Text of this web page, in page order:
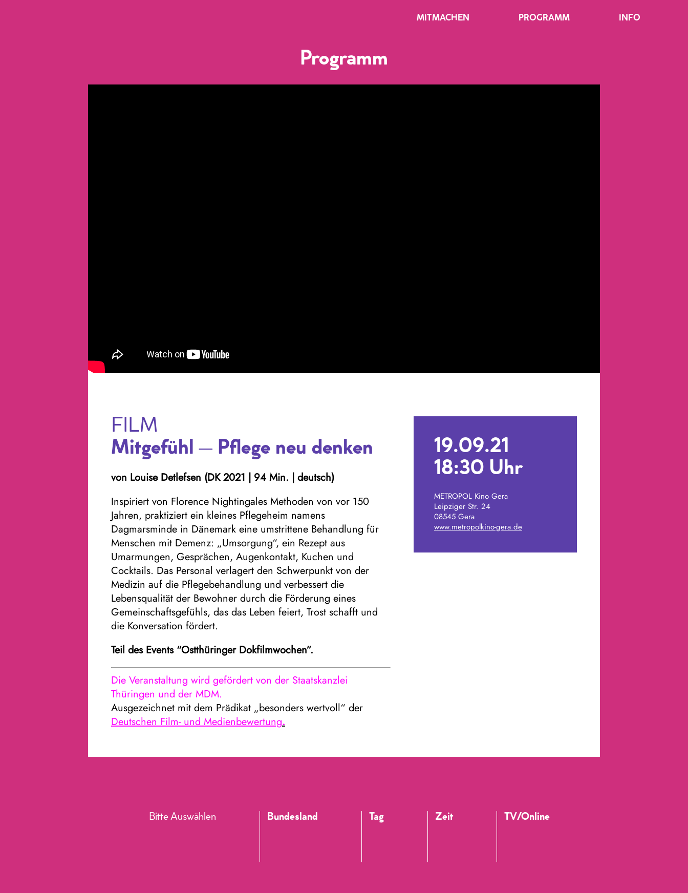
MITMACHEN PROGRAMM INFO
Programm
FILM
Mitgefühl – Pflege neu denken
von Louise Detlefsen (DK 2021 | 94 Min. | deutsch)
Inspiriert von Florence Nightingales Methoden von vor 150
Jahren, praktiziert ein kleines Pflegeheim namens
Dagmarsminde in Dänemark eine umstrittene Behandlung für
Menschen mit Demenz: „Umsorgung“, ein Rezept aus
Umarmungen, Gesprächen, Augenkontakt, Kuchen und
Cocktails. Das Personal verlagert den Schwerpunkt von der
Medizin auf die Pflegebehandlung und verbessert die
Lebensqualität der Bewohner durch die Förderung eines
Gemeinschaftsgefühls, das das Leben feiert, Trost schafft und
die Konversation fördert.
Teil des Events “Ostthüringer Dokfilmwochen”.
Die Veranstaltung wird gefördert von der Staatskanzlei
Thüringen und der MDM.
Ausgezeichnet mit dem Prädikat „besonders wertvoll“ der
Deutschen Film- und Medienbewertung.
19.09.21
18:30 Uhr
METROPOL Kino Gera
Leipziger Str. 24
08545 Gera
www.metropolkino-gera.de
Bitte Auswählen Bundesland Tag Zeit TV/Online